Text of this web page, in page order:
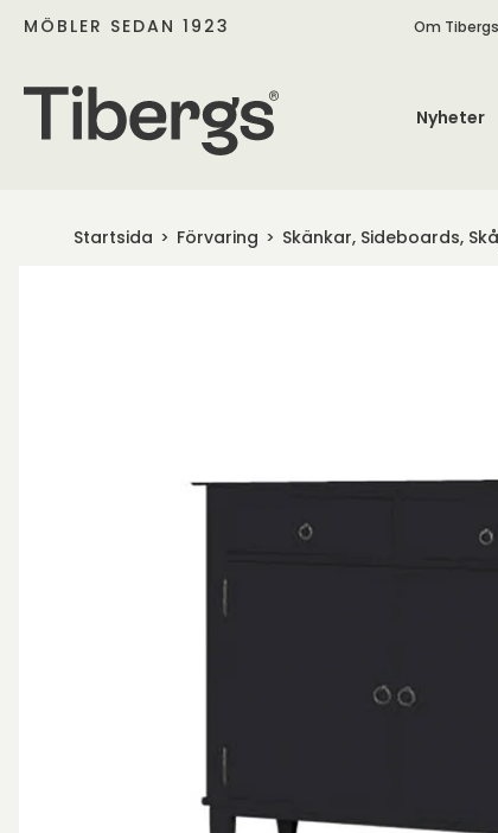
MÖBLER SEDAN 1923 Om
Nyheter
Startsida Förvaring Skänkar, Sideboards,